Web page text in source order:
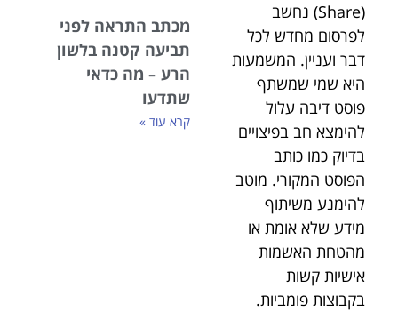
(Share) נחשב
לפרסום מחדש לכל
דבר ועניין. המשמעות
היא שמי שמשתף
פוסט דיבה עלול
להימצא חב בפיצויים
בדיוק כמו כותב
הפוסט המקורי. מוטב
להימנע משיתוף
מידע שלא אומת או
מהטחת האשמות
אישיות קשות
בקבוצות פומביות.
מכתב התראה לפני
תביעה קטנה בלשון
הרע – מה כדאי
שתדעו
קרא עוד »